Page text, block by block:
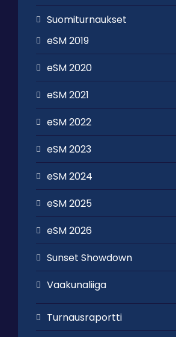
Suomiturnaukset
eSM 2019
eSM 2020
eSM 2021
eSM 2022
eSM 2023
eSM 2024
eSM 2025
eSM 2026
Sunset Showdown
Vaakunaliiga
Turnausraportti